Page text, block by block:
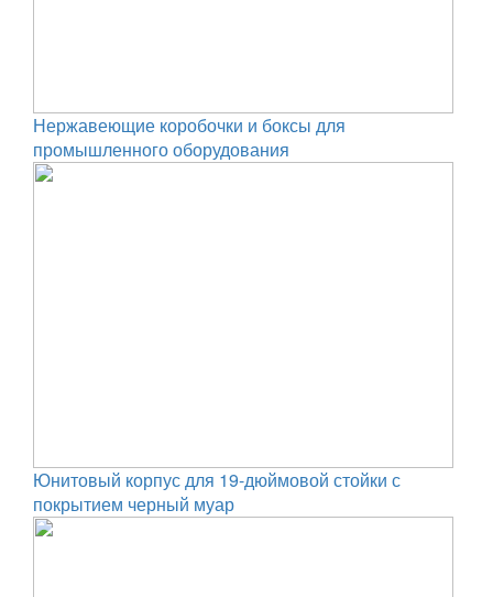
Нержавеющие коробочки и боксы для
промышленного оборудования
Юнитовый корпус для 19-дюймовой стойки с
покрытием черный муар